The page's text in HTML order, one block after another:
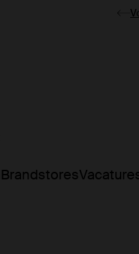
Brandstores